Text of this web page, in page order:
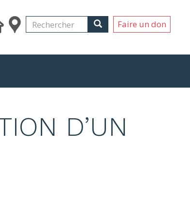
Search
Rechercher RechercherFaire un don
D’UN